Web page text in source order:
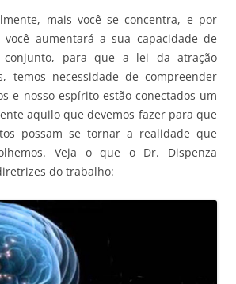
mais você se concentra, e por
aumentará a sua capacidade de
conjunto, para que a lei da atração
temos necessidade de compreender
e nosso espírito estão conectados um
aquilo que devemos fazer para que
possam se tornar a realidade que
Veja o que o Dr. Dispenza
do trabalho: